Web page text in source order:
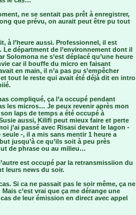
ne se sentait pas prêt à enregistrer,
que prévu, on aurait peut être pu tout
à l’heure aussi. Professionnel, il est
départment de l’environnement dont il
ne s’est déplacé qu’une heure
car il bouffe du micro en faisant
en main, il n’a pas pu s’empêcher
tout le reste qui avait été déjà dit en intro
compliqué, ça l’a occupé pendant
les micros… Je peux revenir après mon
laps de temps a été occupé à
aussi, Kilifi peut mieux faire et perte
j’ai passé avec Risasi devant le lagon -
-, il a mis sans mentir 1 heure a
jusqu’à ce qu’ils soit à peu près
de phrase ou au milieu…
est occupé par la retransmissiion du
leurs news du soir.
Si ca ne passait pas le soir même, ça ne
c’est vrai que ça me dérange une
de leur émission en direct avec appel